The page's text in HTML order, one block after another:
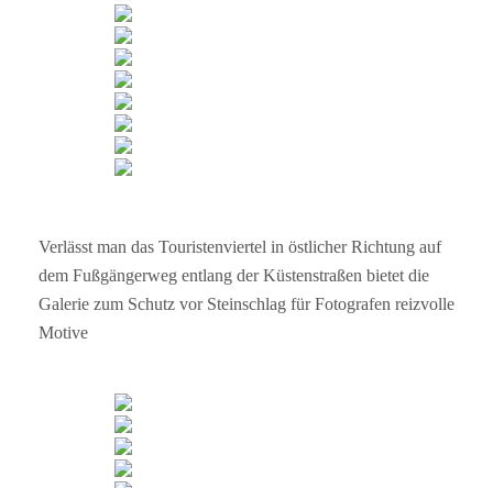
Verlässt man das Touristenviertel in östlicher Richtung auf
dem Fußgängerweg entlang der Küstenstraßen bietet die
Galerie zum Schutz vor Steinschlag für Fotografen reizvolle
Motive